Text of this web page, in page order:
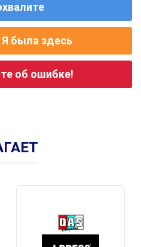
была здесь
об ошибке!